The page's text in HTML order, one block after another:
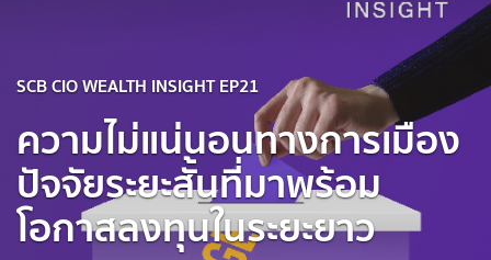
SCB CIO WEALTH INSIGHT EP21
ความไม่แน่นอนทางการเมือง
ปัจจัยระยะสั้นที่มาพร้อม
โอกาสลงทุนในระยะยาว